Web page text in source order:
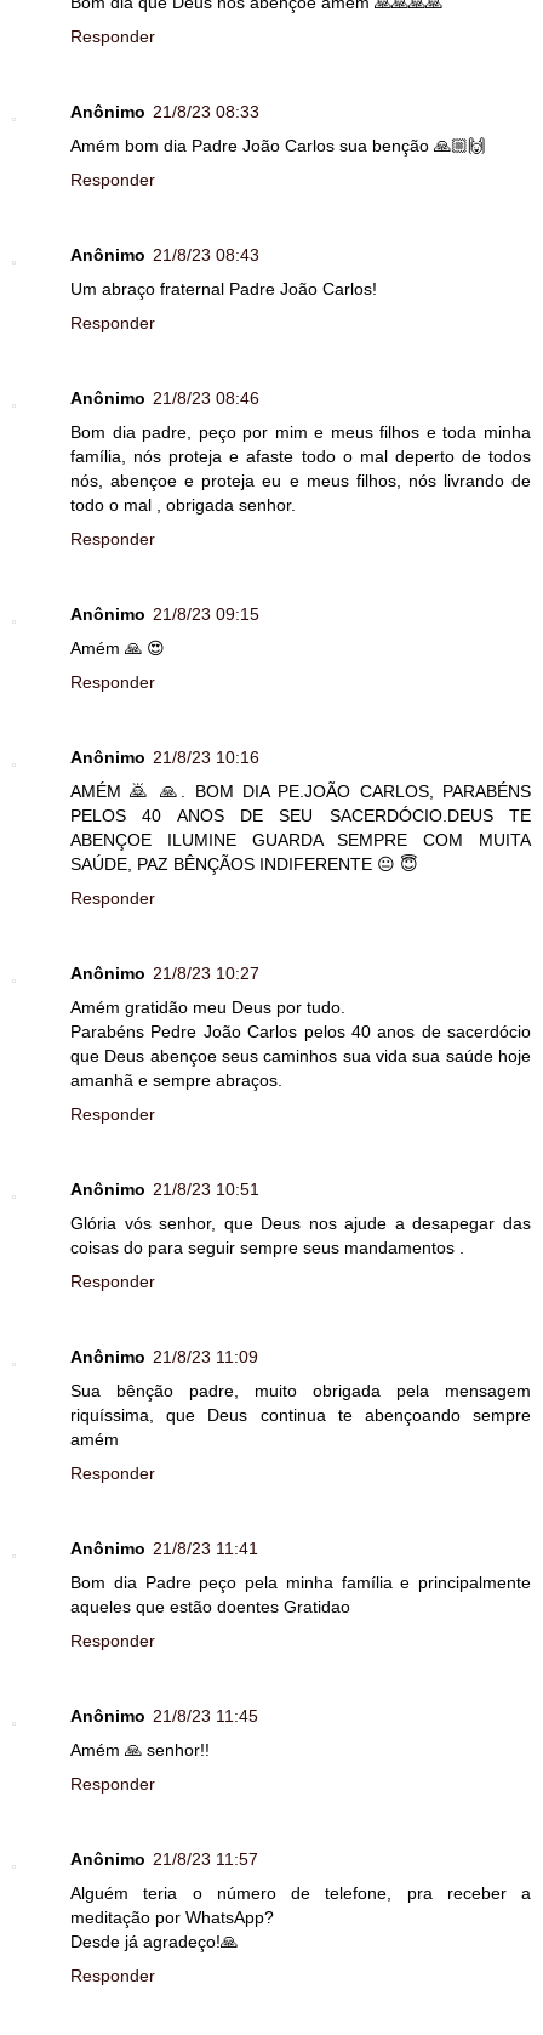
Responder
Anônimo 21/8/23 08:33
Amém bom dia Padre João Carlos sua benção 🙏🏼🙌
Responder
Anônimo 21/8/23 08:43
Um abraço fraternal Padre João Carlos!
Responder
Anônimo 21/8/23 08:46
Bom dia padre, peço por mim e meus filhos e toda minha
família, nós proteja e afaste todo o mal deperto de todos
nós, abençoe e proteja eu e meus filhos, nós livrando de
todo o mal , obrigada senhor.
Responder
Anônimo 21/8/23 09:15
Amém 🙏 😍
Responder
Anônimo 21/8/23 10:16
AMÉM 🙇 🙏. BOM DIA PE.JOÃO CARLOS, PARABÉNS
PELOS 40 ANOS DE SEU SACERDÓCIO.DEUS TE
ABENÇOE ILUMINE GUARDA SEMPRE COM MUITA
SAÚDE, PAZ BÊNÇÃOS INDIFERENTE 😐 😇
Responder
Anônimo 21/8/23 10:27
Amém gratidão meu Deus por tudo.
Parabéns Pedre João Carlos pelos 40 anos de sacerdócio
que Deus abençoe seus caminhos sua vida sua saúde hoje
amanhã e sempre abraços.
Responder
Anônimo 21/8/23 10:51
Glória vós senhor, que Deus nos ajude a desapegar das
coisas do para seguir sempre seus mandamentos .
Responder
Anônimo 21/8/23 11:09
Sua bênção padre, muito obrigada pela mensagem
riquíssima, que Deus continua te abençoando sempre
amém
Responder
Anônimo 21/8/23 11:41
Bom dia Padre peço pela minha família e principalmente
aqueles que estão doentes Gratidao
Responder
Anônimo 21/8/23 11:45
Amém 🙏 senhor!!
Responder
Anônimo 21/8/23 11:57
Alguém teria o número de telefone, pra receber a
meditação por WhatsApp?
Desde já agradeço!🙏
Responder